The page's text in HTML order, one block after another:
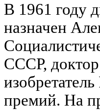
В 1961 году
назначен
СССР,
премий. На